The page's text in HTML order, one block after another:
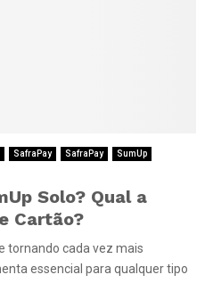
SafraPay SafraPay
SumUp
Solo? Qual a
Cartão?
tornando cada vez mais
essencial para qualquer tipo